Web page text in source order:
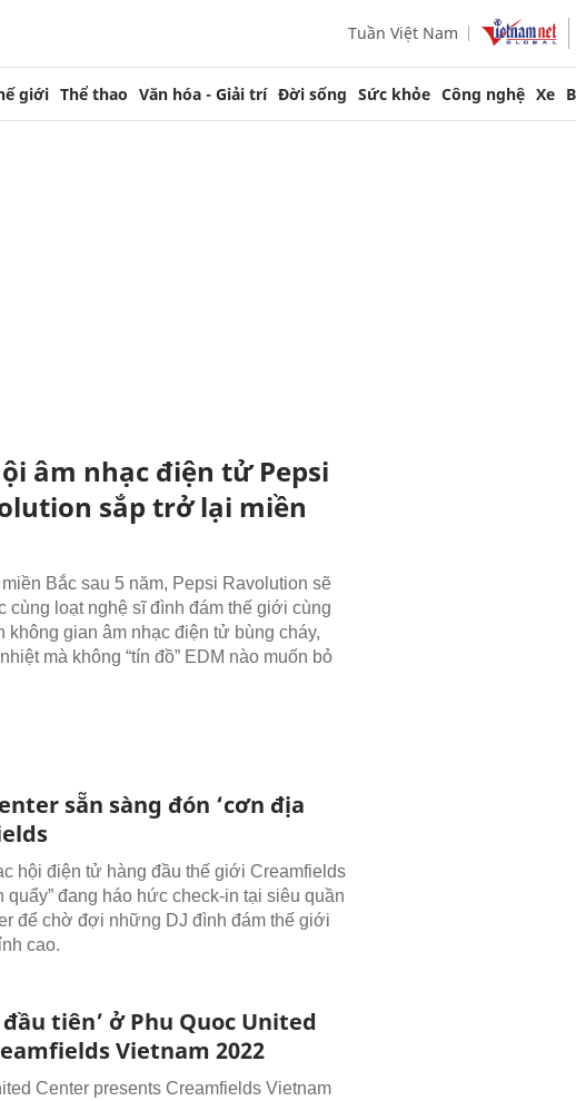
Tuần Việt Nam
giới Thể thao Văn hóa - Giải trí Đời sống Sức khỏe Công nghệ Xe
âm nhạc điện tử Pepsi
sắp trở lại miền
Bắc sau 5 năm, Pepsi Ravolution sẽ
cùng loạt nghệ sĩ đình đám thế giới cùng
không gian âm nhạc điện tử bùng cháy,
mà không “tín đồ” EDM nào muốn bỏ
sẵn sàng đón ‘cơn địa
hội điện tử hàng đầu thế giới Creamfields
quẩy” đang háo hức check-in tại siêu quần
để chờ đợi những DJ đình đám thế giới
cao.
tiên’ ở Phu Quoc United
Vietnam 2022
Center presents Creamfields Vietnam